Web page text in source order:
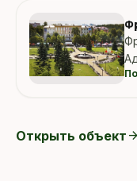
Открыть объект arrow_forward